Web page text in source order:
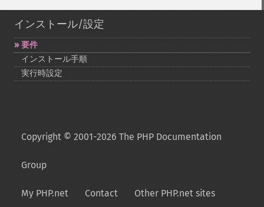
インストール/設定
要件
インストール手順
実行時設定
Copyright © 2001-2026 The PHP Documentation
Group
My PHP.net Contact Other PHP.net sites